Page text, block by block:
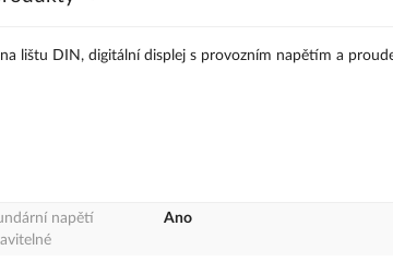
lištu DIN, digitální displej s provozním napětím a
napětí
Ano